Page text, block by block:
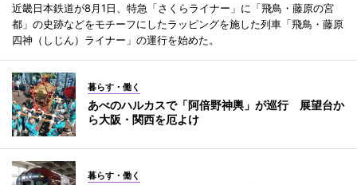
近畿日本鉄道が8月1日、特急「さくらライナー」に「飛鳥・藤原の宮
都」の史跡などをモチーフにしたラッピングを施した列車「飛鳥・藤原
四神（しじん）ライナー」の運行を始めた。
暮らす・働く
あべのハルカスで「阿倍野神輿」が巡行 展望台か
ら大阪・関西を厄よけ
暮らす・働く